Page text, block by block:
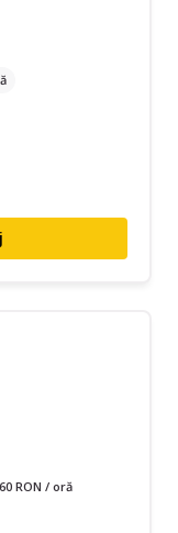
RON / oră